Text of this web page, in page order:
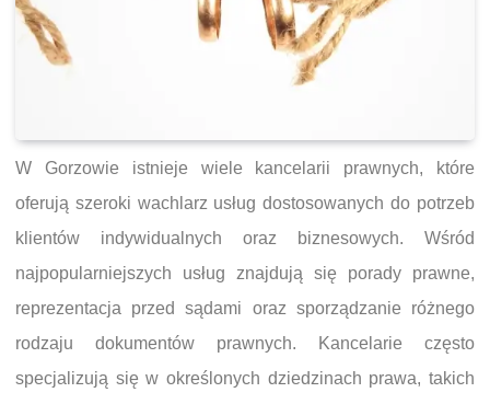
W Gorzowie istnieje wiele kancelarii prawnych, które
oferują szeroki wachlarz usług dostosowanych do potrzeb
klientów indywidualnych oraz biznesowych. Wśród
najpopularniejszych usług znajdują się porady prawne,
reprezentacja przed sądami oraz sporządzanie różnego
rodzaju dokumentów prawnych. Kancelarie często
specjalizują się w określonych dziedzinach prawa, takich